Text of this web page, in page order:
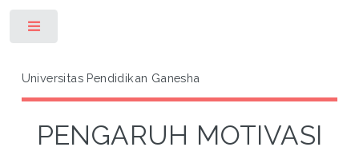
Universitas Pendidikan Ganesha
PENGARUH MOTIVASI